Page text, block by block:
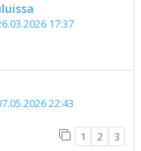
17:37
22:43
1 2 3